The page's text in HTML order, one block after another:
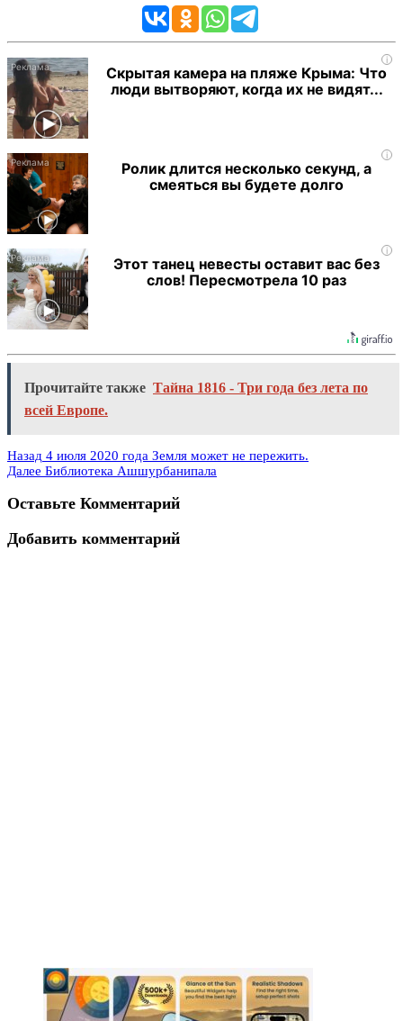
i
Скрытая камера на пляже Крыма: Что
люди вытворяют, когда их не видят...
i
Ролик длится несколько секунд, а
смеяться вы будете долго
i
Этот танец невесты оставит вас без
слов! Пересмотрела 10 раз
Прочитайте также Тайна 1816 - Три года без лета по
всей Европе.
Назад 4 июля 2020 года Земля может не пережить.
Далее Библиотека Ашшурбанипала
Оставьте Комментарий
Добавить комментарий